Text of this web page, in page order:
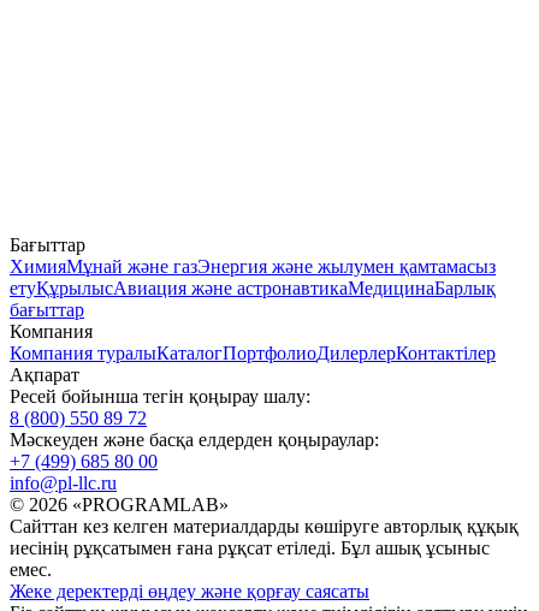
Бағыттар
ХимияМұнай және газЭнергия және жылумен қамтамасыз
етуҚұрылысАвиация және астронавтикаМедицинаБарлық
бағыттар
Компания
Компания туралыКаталогПортфолиоДилерлерКонтактілер
Ақпарат
Ресей бойынша тегін қоңырау шалу:
8 (800) 550 89 72
Мәскеуден және басқа елдерден қоңыраулар:
+7 (499) 685 80 00
info@pl-llc.ru
© 2026 «PROGRAMLAB»
Сайттан кез келген материалдарды көшіруге авторлық құқық
иесінің рұқсатымен ғана рұқсат етіледі. Бұл ашық ұсыныс
емес.
Жеке деректерді өңдеу және қорғау саясаты